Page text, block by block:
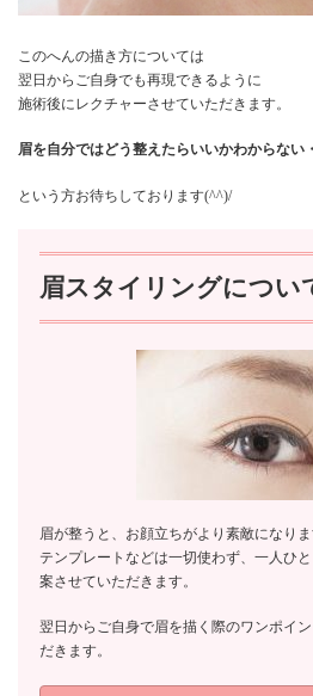
このへんの描き方については
翌日からご自身でも再現できるように
施術後にレクチャーさせていただきます。
眉を自分ではどう整えたらいいかわからない
という方お待ちしております(^^)/
眉スタイリングについ
眉が整うと、お顔立ちがより素敵になりま
テンプレートなどは一切使わず、一人ひ
案させていただきます。
翌日からご自身で眉を描く際のワンポイ
だきます。